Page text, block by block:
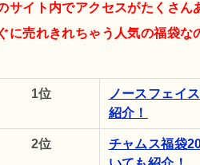
サイト内でアクセスがたくさん
に売れきれちゃう人気の福袋な
1位
ノースフェイ
紹介！
2位
チャムス福袋